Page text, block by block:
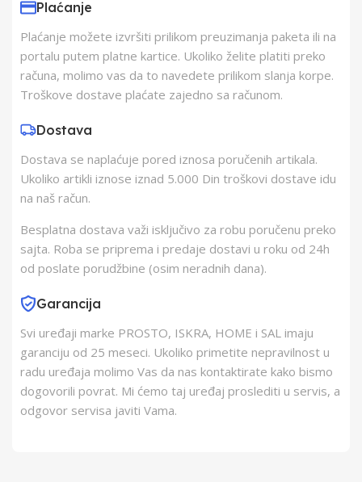
Proizvođač
Schukat Electronic
gmbh
Zemlja Uvoza Kina
Plaćanje
Plaćanje možete izvršiti prilikom preuzimanja paketa ili na
portalu putem platne kartice. Ukoliko želite platiti preko
računa, molimo vas da to navedete prilikom slanja korpe.
Troškove dostave plaćate zajedno sa računom.
Dostava
Dostava se naplaćuje pored iznosa poručenih artikala.
Ukoliko artikli iznose iznad 5.000 Din troškovi dostave idu
na naš račun.
Besplatna dostava važi isključivo za robu poručenu preko
sajta. Roba se priprema i predaje dostavi u roku od 24h
od poslate porudžbine (osim neradnih dana).
Garancija
Svi uređaji marke PROSTO, ISKRA, HOME i SAL imaju
garanciju od 25 meseci. Ukoliko primetite nepravilnost u
radu uređaja molimo Vas da nas kontaktirate kako bismo
dogovorili povrat. Mi ćemo taj uređaj proslediti u servis, a
odgovor servisa javiti Vama.